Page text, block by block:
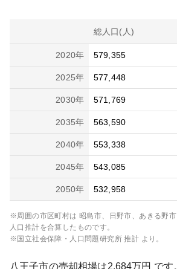
総人口(人)
2020年 579,355
2025年 577,448
2030年 571,769
2035年 563,590
2040年 553,338
2045年 543,085
2050年 532,958
※周囲の市区町村は 昭島市、日野市、あきる野
人口推計を合算したものです。
※国立社会保障・人口問題研究所 推計 より。
八王子市の売却相場は2,684万円 です